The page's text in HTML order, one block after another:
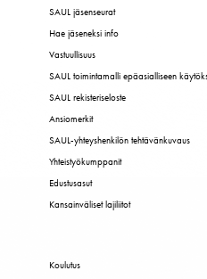
SAUL jäsenseurat
Hae jäseneksi info
Vastuullisuus
SAUL toimintamalli epäasialliseen
SAUL rekisteriseloste
Ansiomerkit
SAUL-yhteyshenkilön tehtävänkuvaus
Yhteistyökumppanit
Edustusasut
Kansainväliset lajiliitot
Koulutus